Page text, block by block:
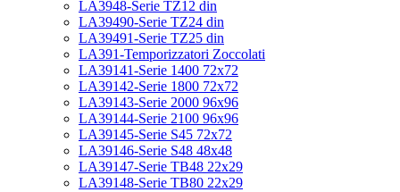
LA3948-Serie TZ12 din
LA39490-Serie TZ24 din
LA39491-Serie TZ25 din
LA391-Temporizzatori Zoccolati
LA39141-Serie 1400 72x72
LA39142-Serie 1800 72x72
LA39143-Serie 2000 96x96
LA39144-Serie 2100 96x96
LA39145-Serie S45 72x72
LA39146-Serie S48 48x48
LA39147-Serie TB48 22x29
LA39148-Serie TB80 22x29